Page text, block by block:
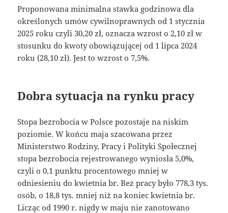
Proponowana minimalna stawka godzinowa dla
określonych umów cywilnoprawnych od 1 stycznia
2025 roku czyli 30,20 zł, oznacza wzrost o 2,10 zł w
stosunku do kwoty obowiązującej od 1 lipca 2024
roku (28,10 zł). Jest to wzrost o 7,5%.
Dobra sytuacja na rynku pracy
Stopa bezrobocia w Polsce pozostaje na niskim
poziomie. W końcu maja szacowana przez
Ministerstwo Rodziny, Pracy i Polityki Społecznej
stopa bezrobocia rejestrowanego wyniosła 5,0%,
czyli o 0,1 punktu procentowego mniej w
odniesieniu do kwietnia br. Bez pracy było 778,3 tys.
osób, o 18,8 tys. mniej niż na koniec kwietnia br.
Licząc od 1990 r. nigdy w maju nie zanotowano